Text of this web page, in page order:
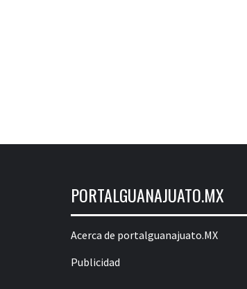
PORTALGUANAJUATO.MX
Acerca de portalguanajuato.MX
Publicidad